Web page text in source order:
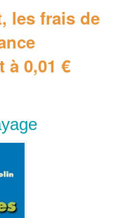
les frais de
0,01 €